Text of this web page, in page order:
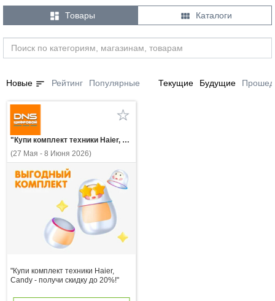
 Товары  Каталоги
Новые sort Рейтинг Популярные Текущие Будущие
"Купи комплект техники Haier, Candy - получи скидку до 20%!"
(27 Мая - 8 Июня 2026)
"Купи комплект техники Haier,
Candy - получи скидку до 20%!"